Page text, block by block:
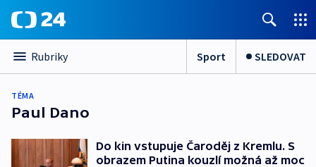
Rubriky Sport SLEDOVAT
TÉMA
Paul Dano
Do kin vstupuje Čaroděj z Kremlu. S
obrazem Putina kouzlí možná až moc